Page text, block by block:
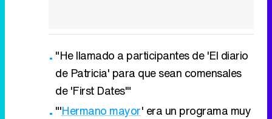
"He llamado a participantes de 'El diario
de Patricia' para que sean comensales
de 'First Dates'"
"'Hermano mayor' era un programa muy